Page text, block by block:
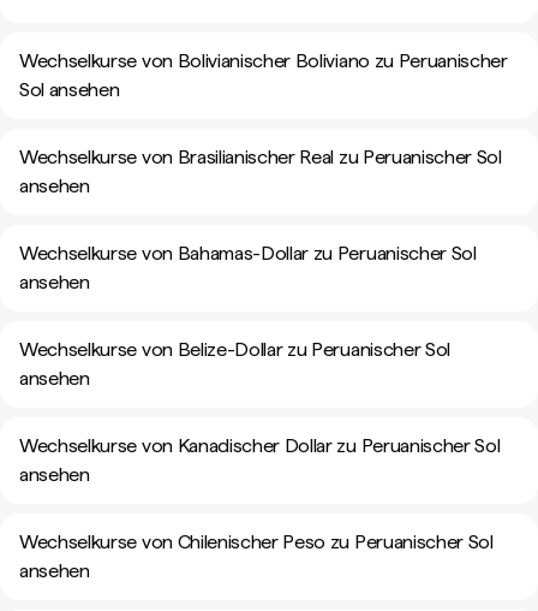
Wechselkurse von Bolivianischer Boliviano zu Peruanischer
Sol ansehen
Wechselkurse von Brasilianischer Real zu Peruanischer Sol
ansehen
Wechselkurse von Bahamas-Dollar zu Peruanischer Sol
ansehen
Wechselkurse von Belize-Dollar zu Peruanischer Sol
ansehen
Wechselkurse von Kanadischer Dollar zu Peruanischer Sol
ansehen
Wechselkurse von Chilenischer Peso zu Peruanischer Sol
ansehen